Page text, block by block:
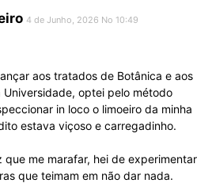
4 de Junho, 2026 No 10:49
aos tratados de Botânica e aos
optei pelo método
in loco o limoeiro da minha
estava viçoso e carregadinho.
que me marafar, hei de experimentar
que teimam em não dar nada.